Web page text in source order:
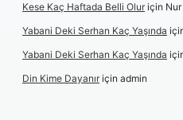
Kese Kaç Haftada Belli Oluriçin Nur
Yabani Deki Serhan Kaç Yaşında
Yabani Deki Serhan Kaç Yaşında
Din Kime Dayanıriçin admin